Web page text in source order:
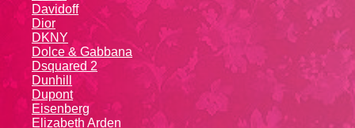
Davidoff
Dior
DKNY
Dolce & Gabbana
Dsquared 2
Dunhill
Dupont
Eisenberg
Elizabeth Arden